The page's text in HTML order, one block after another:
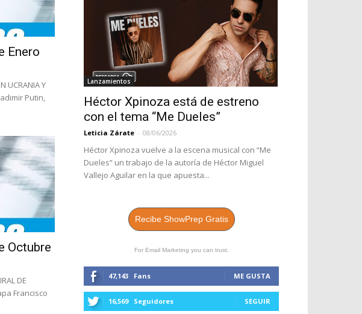
Enero
UCRANIA Y
Putin,
Octubre
DE
Francisco
Lanzamientos
Héctor Xpinoza está de estreno
con el tema “Me Dueles”
Leticia Zárate - 08/06/2026
Héctor Xpinoza vuelve a la escena musical con “Me
Dueles” un trabajo de la autoría de Héctor Miguel
Vallejo Aguilar en la que apuesta...
Recibe ShowPrep Gratis
For Email Marketing you can trust.
47,143 Fans ME GUSTA
16,569 Seguidores SEGUIR